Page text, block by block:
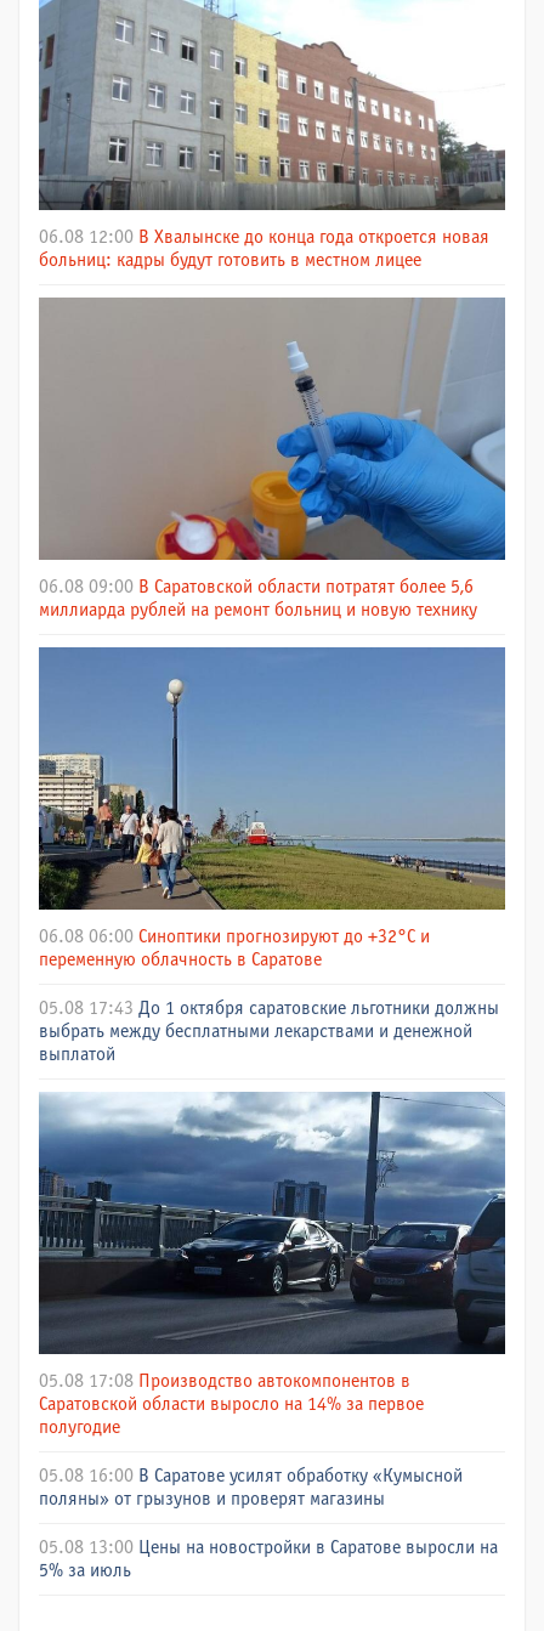
06.08 12:00 В Хвалынске до конца года откроется новая
больниц: кадры будут готовить в местном лицее
06.08 09:00 В Саратовской области потратят более 5,6
миллиарда рублей на ремонт больниц и новую технику
06.08 06:00 Синоптики прогнозируют до +32°C и
переменную облачность в Саратове
05.08 17:43 До 1 октября саратовские льготники должны
выбрать между бесплатными лекарствами и денежной
выплатой
05.08 17:08 Производство автокомпонентов в
Саратовской области выросло на 14% за первое
полугодие
05.08 16:00 В Саратове усилят обработку «Кумысной
поляны» от грызунов и проверят магазины
05.08 13:00 Цены на новостройки в Саратове выросли на
5% за июль